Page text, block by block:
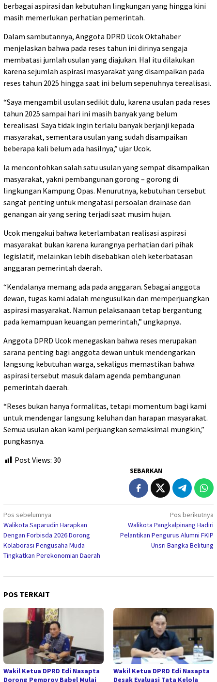
berbagai aspirasi dan kebutuhan lingkungan yang hingga kini
masih memerlukan perhatian pemerintah.
Dalam sambutannya, Anggota DPRD Ucok Oktahaber
menjelaskan bahwa pada reses tahun ini dirinya sengaja
membatasi jumlah usulan yang diajukan. Hal itu dilakukan
karena sejumlah aspirasi masyarakat yang disampaikan pada
reses tahun 2025 hingga saat ini belum sepenuhnya terealisasi.
“Saya mengambil usulan sedikit dulu, karena usulan pada reses
tahun 2025 sampai hari ini masih banyak yang belum
terealisasi. Saya tidak ingin terlalu banyak berjanji kepada
masyarakat, sementara usulan yang sudah disampaikan
beberapa kali belum ada hasilnya,” ujar Ucok.
Ia mencontohkan salah satu usulan yang sempat disampaikan
masyarakat, yakni pembangunan gorong – gorong di
lingkungan Kampung Opas. Menurutnya, kebutuhan tersebut
sangat penting untuk mengatasi persoalan drainase dan
genangan air yang sering terjadi saat musim hujan.
Ucok mengakui bahwa keterlambatan realisasi aspirasi
masyarakat bukan karena kurangnya perhatian dari pihak
legislatif, melainkan lebih disebabkan oleh keterbatasan
anggaran pemerintah daerah.
“Kendalanya memang ada pada anggaran. Sebagai anggota
dewan, tugas kami adalah mengusulkan dan memperjuangkan
aspirasi masyarakat. Namun pelaksanaan tetap bergantung
pada kemampuan keuangan pemerintah,” ungkapnya.
Anggota DPRD Ucok menegaskan bahwa reses merupakan
sarana penting bagi anggota dewan untuk mendengarkan
langsung kebutuhan warga, sekaligus memastikan bahwa
aspirasi tersebut masuk dalam agenda pembangunan
pemerintah daerah.
“Reses bukan hanya formalitas, tetapi momentum bagi kami
untuk mendengar langsung keluhan dan harapan masyarakat.
Semua usulan akan kami perjuangkan semaksimal mungkin,”
pungkasnya.
Post Views: 30
SEBARKAN
Navigasi
pos
Pos sebelumnya
Walikota Saparudin Harapkan
Dengan Forbisda 2026 Dorong
Kolaborasi Pengusaha Muda
Tingkatkan Perekonomian Daerah
Pos berikutnya
Walikota Pangkalpinang Hadiri
Pelantikan Pengurus Alumni FKIP
Unsri Bangka Belitung
POS TERKAIT
Wakil Ketua DPRD Edi Nasapta
Dorong Pemprov Babel Mulai
Wakil Ketua DPRD Edi Nasapta
Desak Evaluasi Tata Kelola